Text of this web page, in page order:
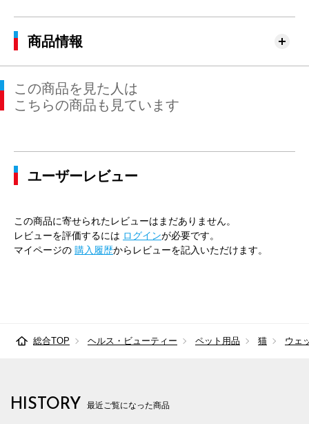
商品情報
この商品を見た人は
こちらの商品も見ています
ユーザーレビュー
この商品に寄せられたレビューはまだありません。
レビューを評価するには ログインが必要です。
マイページの 購入履歴からレビューを記入いただけます。
総合TOP ヘルス・ビューティー ペット用品 猫 ウェ
HISTORY 最近ご覧になった商品